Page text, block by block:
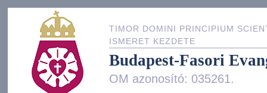
TIMOR DOMINI PRINCIPIUM
ISMERET KEZDETE
Budapest-Fasori
OM azonosító: 035261.